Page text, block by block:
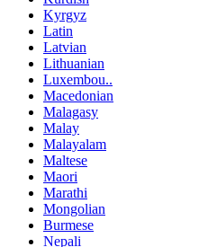
Kyrgyz
Latin
Latvian
Lithuanian
Luxembou..
Macedonian
Malagasy
Malay
Malayalam
Maltese
Maori
Marathi
Mongolian
Burmese
Nepali